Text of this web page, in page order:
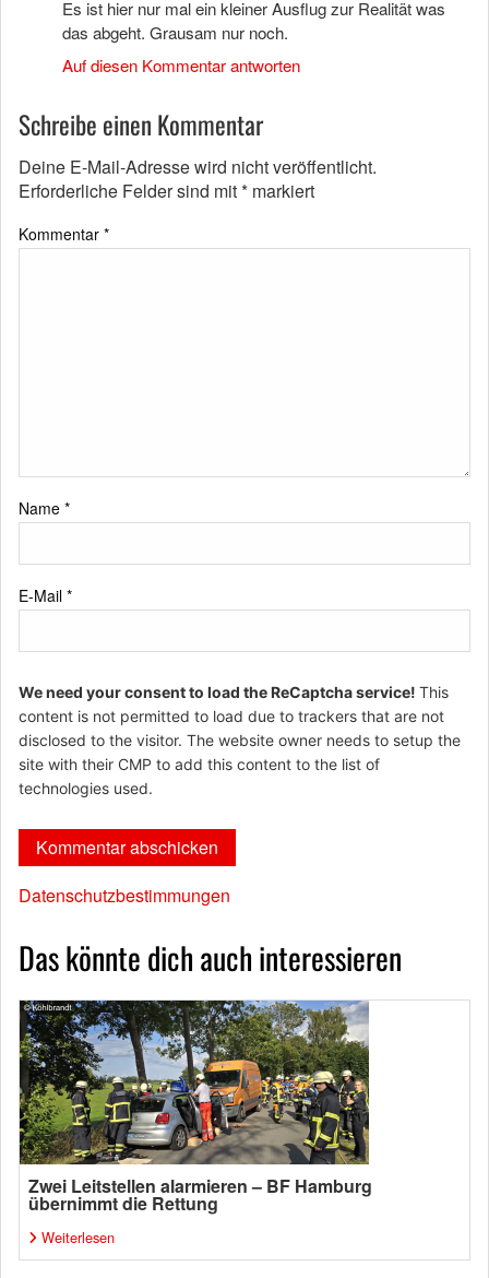
Es ist hier nur mal ein kleiner Ausflug zur Realität was
das abgeht. Grausam nur noch.
Auf diesen Kommentar antworten
Schreibe einen Kommentar
Deine E-Mail-Adresse wird nicht veröffentlicht.
Erforderliche Felder sind mit* markiert
Kommentar *
Name *
E-Mail *
We need your consent to load the ReCaptcha service! This
content is not permitted to load due to trackers that are not
disclosed to the visitor. The website owner needs to setup the
site with their CMP to add this content to the list of
technologies used.
Datenschutzbestimmungen
Das könnte dich auch interessieren
Zwei Leitstellen alarmieren – BF Hamburg
übernimmt die Rettung
Weiterlesen